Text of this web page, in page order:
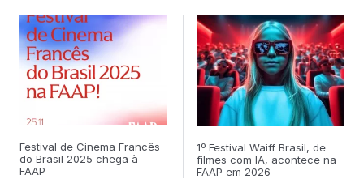
Festival de Cinema Francês
do Brasil 2025 chega à
FAAP
1º Festival Waiff Brasil, de
filmes com IA, acontece na
FAAP em 2026